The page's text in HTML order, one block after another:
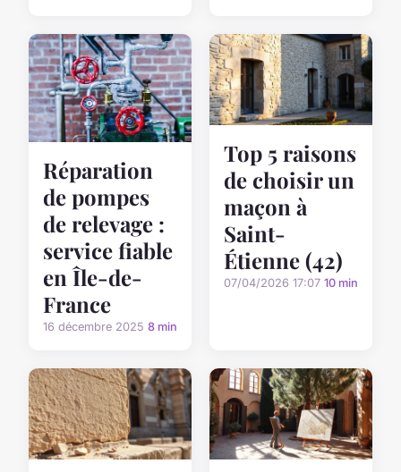
Réparation
de pompes
de relevage :
service fiable
en Île-de-
France
16 décembre 2025 8 min
Top 5 raisons
de choisir un
maçon à
Saint-
Étienne (42)
07/04/2026 17:07 10 min